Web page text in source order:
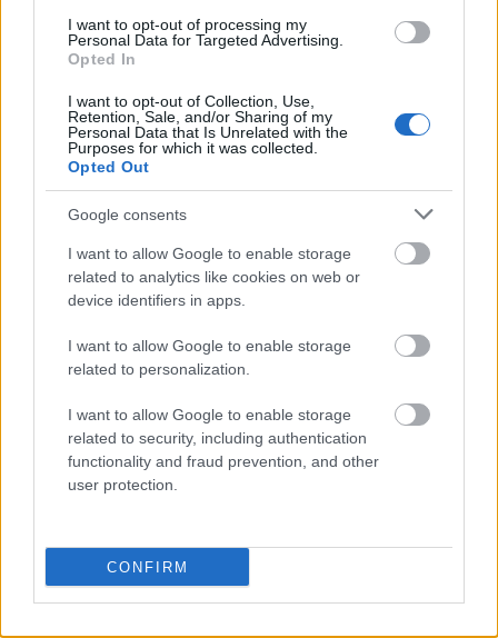
I want to opt-out of processing my
Personal Data for Targeted Advertising.
Opted In
I want to opt-out of Collection, Use,
Retention, Sale, and/or Sharing of my
Personal Data that Is Unrelated with the
Purposes for which it was collected.
Opted Out
Google consents
I want to allow Google to enable storage
related to analytics like cookies on web or
device identifiers in apps.
I want to allow Google to enable storage
related to personalization.
I want to allow Google to enable storage
related to security, including authentication
functionality and fraud prevention, and other
user protection.
CONFIRM
koktajl Mołotowa— Pochodzenie nazwy
koktajl Mołotowa
Napoleon Bonaparte — Jak nazywał się Napoleon i co się z
Mogą Cię zainteresować również hasła
ampersand
hot hatch
gżegżółka
słownik